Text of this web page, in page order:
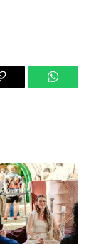
WhatsApp